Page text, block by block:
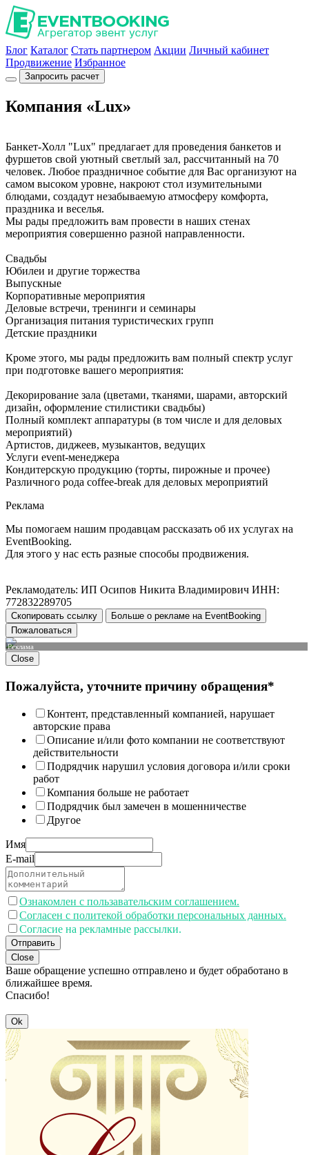
Блог Каталог Стать партнером Акции Личный кабинет
Продвижение Избранное
Запросить расчет
Компания «Lux»
Банкет-Холл "Lux" предлагает для проведения банкетов и
фуршетов свой уютный светлый зал, рассчитанный на 70
человек. Любое праздничное событие для Вас организуют на
самом высоком уровне, накроют стол изумительными
блюдами, создадут незабываемую атмосферу комфорта,
праздника и веселья.
Мы рады предложить вам провести в наших стенах
мероприятия совершенно разной направленности.
Свадьбы
Юбилеи и другие торжества
Выпускные
Корпоративные мероприятия
Деловые встречи, тренинги и семинары
Организация питания туристических групп
Детские праздники
Кроме этого, мы рады предложить вам полный спектр услуг
при подготовке вашего мероприятия:
Декорирование зала (цветами, тканями, шарами, авторский
дизайн, оформление стилистики свадьбы)
Полный комплект аппаратуры (в том числе и для деловых
мероприятий)
Артистов, диджеев, музыкантов, ведущих
Услуги event-менеджера
Кондитерскую продукцию (торты, пирожные и прочее)
Различного рода coffee-break для деловых мероприятий
Реклама
Мы помогаем нашим продавцам рассказать об их услугах на
EventBooking.
Для этого у нас есть разные способы продвижения.
Рекламодатель: ИП Осипов Никита Владимирович ИНН:
772832289705
Скопировать ссылку
Больше о рекламе на EventBooking
Пожаловаться
Реклама
Close
Пожалуйста, уточните причину обращения*
Контент, представленный компанией, нарушает
авторские права
Описание и/или фото компании не соответствуют
действительности
Подрядчик нарушил условия договора и/или сроки
работ
Компания больше не работает
Подрядчик был замечен в мошенничестве
Другое
Имя
E-mail
Ознакомлен с пользавательским соглашением.
Согласен с политекой обработки персональных данных.
Согласие на рекламные рассылки.
Отправить
Close
Ваше обращение успешно отправлено и будет обработано в
ближайшее время.
Спасибо!
Ok